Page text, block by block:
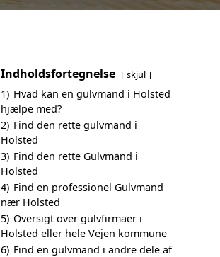
Indholdsfortegnelse skjul
1) Hvad kan en gulvmand i Holsted
hjælpe med?
2) Find den rette gulvmand i
Holsted
3) Find den rette Gulvmand i
Holsted
4) Find en professionel Gulvmand
nær Holsted
5) Oversigt over gulvfirmaer i
Holsted eller hele Vejen kommune
6) Find en gulvmand i andre dele af